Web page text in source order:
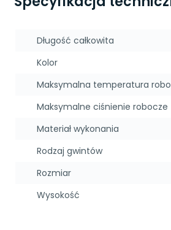
Długość całkowita
Kolor
Maksymalna temperatura
Maksymalne ciśnienie robocze
Materiał wykonania
Rodzaj gwintów
Rozmiar
Wysokość